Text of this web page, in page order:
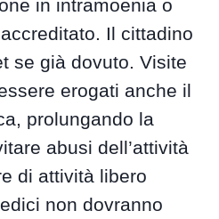
in intramoenia o
Il cittadino
se già dovuto. Visite
erogati anche il
prolungando la
abusi dell’attività
di attività libero
non dovranno